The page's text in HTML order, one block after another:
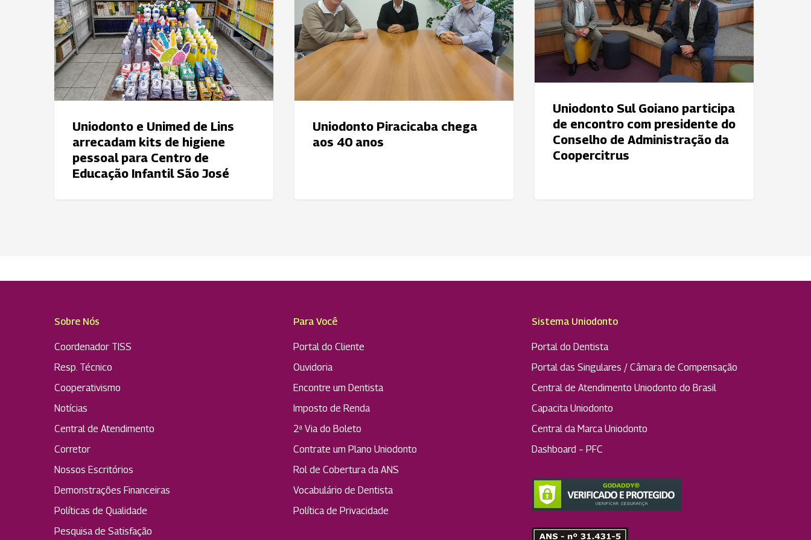
Lins
arrecadam
kits
de
higiene
pessoal
para
Educação
Infantil
Uniodonto e Unimed de Lins
arrecadam kits de higiene
pessoal para Centro de
Educação Infantil São José
40
anos
Uniodonto Piracicaba chega
aos 40 anos
de
encontro
com
presidente
Conselho
Administração
Coopercitrus
Uniodonto Sul Goiano participa
de encontro com presidente do
Conselho de Administração da
Coopercitrus
Sobre Nós
Coordenador TISS
Resp. Técnico
Cooperativismo
Notícias
Central de Atendimento
Corretor
Nossos Escritórios
Demonstrações Financeiras
Políticas de Qualidade
Pesquisa de Satisfação
Para Você
Portal do Cliente
Ouvidoria
Encontre um Dentista
Imposto de Renda
2ª Via do Boleto
Contrate um Plano Uniodonto
Rol de Cobertura da ANS
Vocabulário de Dentista
Política de Privacidade
Sistema Uniodonto
Portal do Dentista
Portal das Singulares / Câmara de Compensação
Central de Atendimento Uniodonto do Brasil
Capacita Uniodonto
Central da Marca Uniodonto
Dashboard – PFC